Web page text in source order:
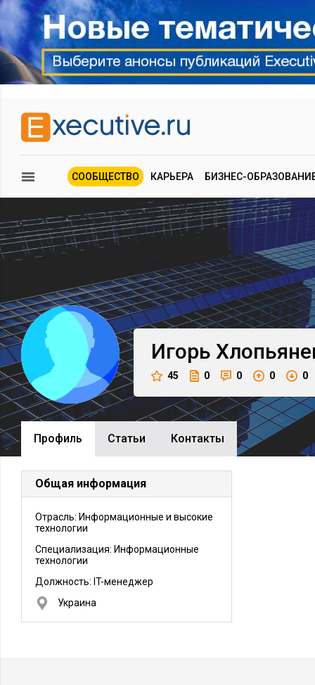
СООБЩЕСТВО КАРЬЕРА БИЗНЕС-
Игорь
45 0 0 0 0
Профиль Cтатьи Контакты
Общая информация
Отрасль: Информационные и высокие
технологии
Специализация: Информационные
технологии
Должность: IT-менеджер
Украина